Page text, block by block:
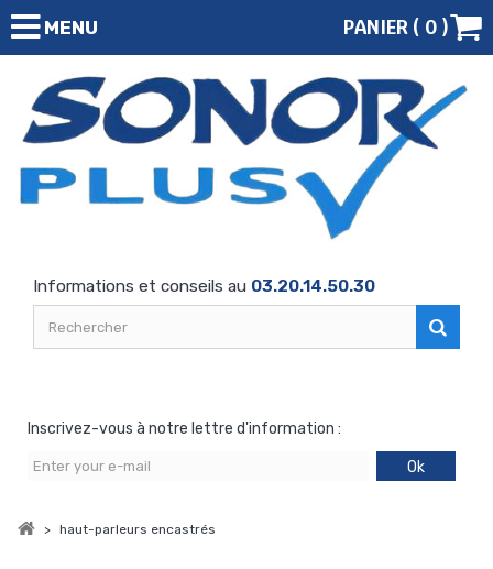
MENU PANIER ( 0 )
Informations et conseils au 03.20.14.50.30
Inscrivez-vous à notre lettre d'information :
Ok
> haut-parleurs encastrés